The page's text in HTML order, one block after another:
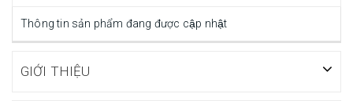
Thông tin sản phẩm đang được cập nhật
GIỚI THIỆU